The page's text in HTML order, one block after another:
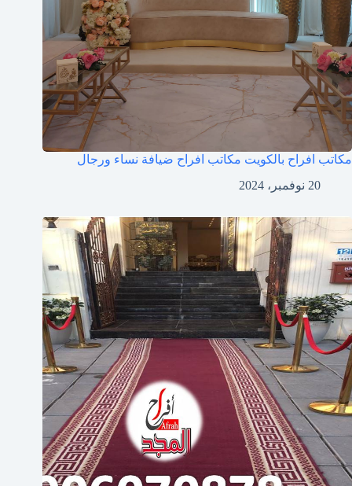
مكاتب افراح بالكويت مكاتب افراح ضيافة نساء ورجال
20 نوفمبر، 2024